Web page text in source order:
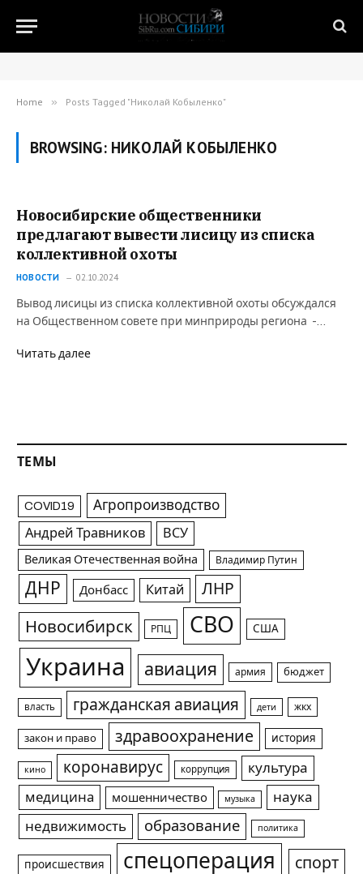
Home » Posts Tagged "Николай Кобыленко"
BROWSING: НИКОЛАЙ КОБЫЛЕНКО
Новосибирские общественники
предлагают вывести лисицу из списка
коллективной охоты
НОВОСТИ 02.10.2024
Вывод лисицы из списка коллективной охоты обсуждался
на Общественном совете при минприроды региона -…
Читать далее
ТЕМЫ
COVID19 Агропроизводство
Андрей Травников ВСУ
Великая Отечественная война Владимир Путин
ДНР Донбасс Китай ЛНР
Новосибирск РПЦ СВО США
Украина авиация армия бюджет
власть гражданская авиация дети жкх
закон и право здравоохранение история
кино коронавирус коррупция
культура
медицина
мошенничество музыка
наука
недвижимость
образование политика
происшествия спецоперация спорт